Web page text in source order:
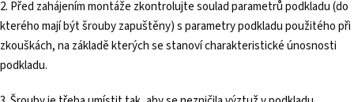
2. Před zahájením montáže zkontrolujte soulad parametrů podkladu (do
kterého mají být šrouby zapuštěny) s parametry podkladu použitého při
zkouškách, na základě kterých se stanoví charakteristické únosnosti
podkladu.